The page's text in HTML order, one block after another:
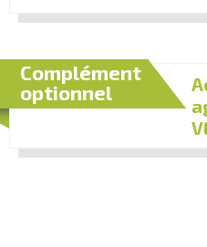
Complément
optionnel